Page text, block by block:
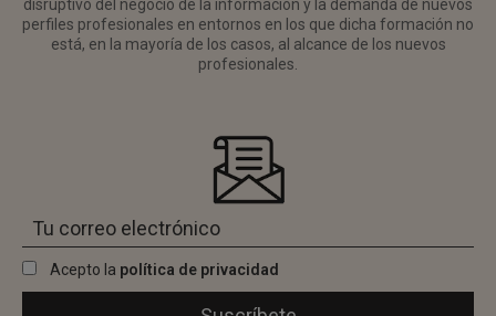
disruptivo del negocio de la información y la demanda de nuevos
perfiles profesionales en entornos en los que dicha formación no
está, en la mayoría de los casos, al alcance de los nuevos
profesionales.
Acepto la política de privacidad